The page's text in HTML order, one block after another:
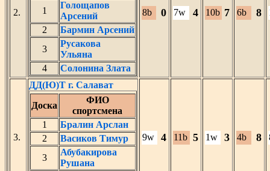
2.
1
Голощапов
Арсений
2
Бармин Арсений
3
Русакова
Ульяна
4
Солонина Злата
8b 0 7w 4 10b 7 6b 8
3.
ДД(Ю)Т г. Салават
Доска
ФИО
спортсмена
1
Бралин Арслан
2
Васиков Тимур
3
Абубакирова
Рушана
9w 4 11b 5 1w 3 4b 8